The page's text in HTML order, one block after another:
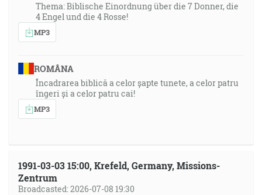
Thema: Biblische Einordnung über die 7 Donner, die
4 Engel und die 4 Rosse!
MP3
ROMÂNA
Încadrarea biblică a celor șapte tunete, a celor patru
îngeri și a celor patru cai!
MP3
1991-03-03 15:00, Krefeld, Germany, Missions-
Zentrum
Broadcasted: 2026-07-08 19:30